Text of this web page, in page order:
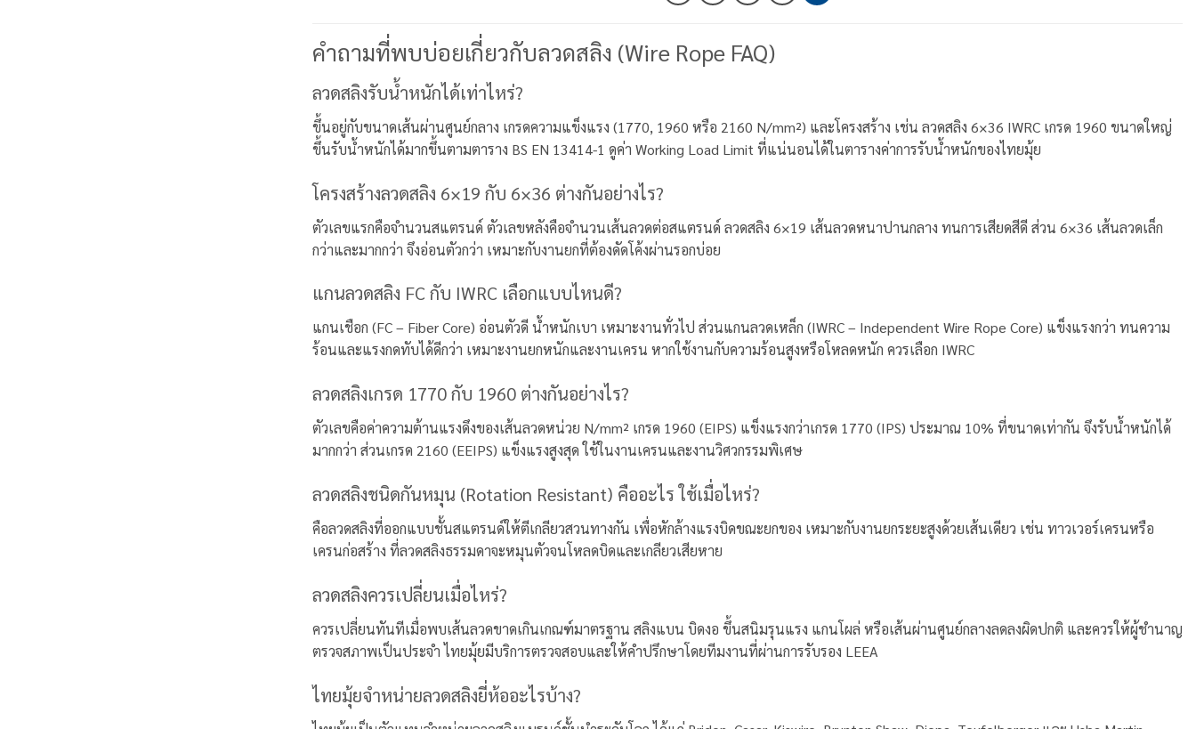
คำถามที่พบบ่อยเกี่ยวกับลวดสลิง (Wire Rope FAQ)
ลวดสลิงรับน้ำหนักได้เท่าไหร่?
ขึ้นอยู่กับขนาดเส้นผ่านศูนย์กลาง เกรดความแข็งแรง (1770, 1960 หรือ 2160 N/mm²) และโครงสร้าง เช่น ลวดสลิง 6×36 IWRC เกรด 1960 ขนาดใหญ่
ขึ้นรับน้ำหนักได้มากขึ้นตามตาราง BS EN 13414-1 ดูค่า Working Load Limit ที่แน่นอนได้ในตารางค่าการรับน้ำหนักของไทยมุ้ย
โครงสร้างลวดสลิง 6×19 กับ 6×36 ต่างกันอย่างไร?
ตัวเลขแรกคือจำนวนสแตรนด์ ตัวเลขหลังคือจำนวนเส้นลวดต่อสแตรนด์ ลวดสลิง 6×19 เส้นลวดหนาปานกลาง ทนการเสียดสีดี ส่วน 6×36 เส้นลวดเล็ก
กว่าและมากกว่า จึงอ่อนตัวกว่า เหมาะกับงานยกที่ต้องดัดโค้งผ่านรอกบ่อย
แกนลวดสลิง FC กับ IWRC เลือกแบบไหนดี?
แกนเชือก (FC – Fiber Core) อ่อนตัวดี น้ำหนักเบา เหมาะงานทั่วไป ส่วนแกนลวดเหล็ก (IWRC – Independent Wire Rope Core) แข็งแรงกว่า ทนความ
ร้อนและแรงกดทับได้ดีกว่า เหมาะงานยกหนักและงานเครน หากใช้งานกับความร้อนสูงหรือโหลดหนัก ควรเลือก IWRC
ลวดสลิงเกรด 1770 กับ 1960 ต่างกันอย่างไร?
ตัวเลขคือค่าความต้านแรงดึงของเส้นลวดหน่วย N/mm² เกรด 1960 (EIPS) แข็งแรงกว่าเกรด 1770 (IPS) ประมาณ 10% ที่ขนาดเท่ากัน จึงรับน้ำหนักได้
มากกว่า ส่วนเกรด 2160 (EEIPS) แข็งแรงสูงสุด ใช้ในงานเครนและงานวิศวกรรมพิเศษ
ลวดสลิงชนิดกันหมุน (Rotation Resistant) คืออะไร ใช้เมื่อไหร่?
คือลวดสลิงที่ออกแบบชั้นสแตรนด์ให้ตีเกลียวสวนทางกัน เพื่อหักล้างแรงบิดขณะยกของ เหมาะกับงานยกระยะสูงด้วยเส้นเดียว เช่น ทาวเวอร์เครนหรือ
เครนก่อสร้าง ที่ลวดสลิงธรรมดาจะหมุนตัวจนโหลดบิดและเกลียวเสียหาย
ลวดสลิงควรเปลี่ยนเมื่อไหร่?
ควรเปลี่ยนทันทีเมื่อพบเส้นลวดขาดเกินเกณฑ์มาตรฐาน สลิงแบน บิดงอ ขึ้นสนิมรุนแรง แกนโผล่ หรือเส้นผ่านศูนย์กลางลดลงผิดปกติ และควรให้ผู้ชำนาญ
ตรวจสภาพเป็นประจำ ไทยมุ้ยมีบริการตรวจสอบและให้คำปรึกษาโดยทีมงานที่ผ่านการรับรอง LEEA
ไทยมุ้ยจำหน่ายลวดสลิงยี่ห้ออะไรบ้าง?